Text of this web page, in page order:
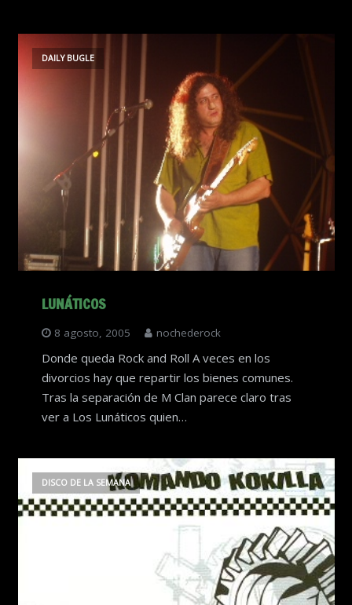
LUNÁTICOS
8 agosto, 2005 nochederock
DAILY BUGLE
Donde queda Rock and Roll A veces en los
divorcios hay que repartir los bienes comunes.
Tras la separación de M Clan parece claro tras
ver a Los Lunáticos quien…
DISCO DE LA SEMANA